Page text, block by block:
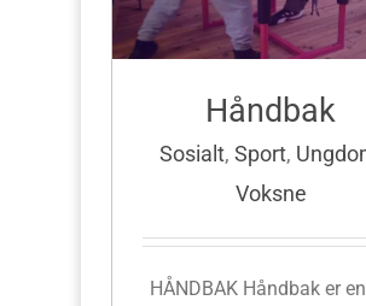
Håndbak
Sosialt, Sport,
Voksne
HÅNDBAK Håndbak er